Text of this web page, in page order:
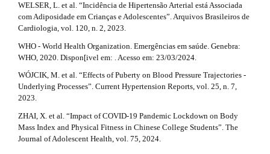
WELSER, L. et al. “Incidência de Hipertensão Arterial está Associada
com Adiposidade em Crianças e Adolescentes”. Arquivos Brasileiros de
Cardiologia, vol. 120, n. 2, 2023.
WHO - World Health Organization. Emergências em saúde. Genebra:
WHO, 2020. Dispon[ivel em: . Acesso em: 23/03/2024.
WÓJCIK, M. et al. “Effects of Puberty on Blood Pressure Trajectories -
Underlying Processes”. Current Hypertension Reports, vol. 25, n. 7,
2023.
ZHAI, X. et al. “Impact of COVID-19 Pandemic Lockdown on Body
Mass Index and Physical Fitness in Chinese College Students”. The
Journal of Adolescent Health, vol. 75, 2024.